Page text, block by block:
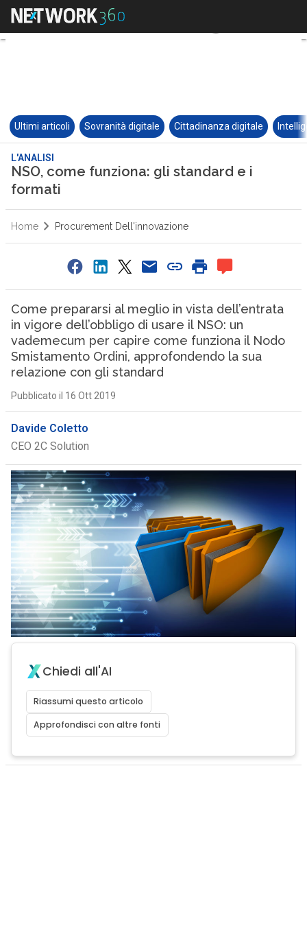
Ultimi articoli Sovranità digitale Cittadinanza digitale
L'ANALISI
NSO, come funziona: gli standard e i
formati
Home Procurement Dell'innovazione
Come prepararsi al meglio in vista dell’entrata
in vigore dell’obbligo di usare il NSO: un
vademecum per capire come funziona il Nodo
Smistamento Ordini, approfondendo la sua
relazione con gli standard
Pubblicato il 16 Ott 2019
Davide Coletto
CEO 2C Solution
Chiedi all'AI
Riassumi questo articolo
Approfondisci con altre fonti